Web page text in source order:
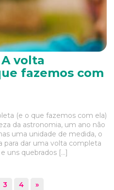
volta
fazemos com
(e o que fazemos com ela)
da astronomia, um ano não
uma unidade de medida, o
para dar uma volta completa
uns quebrados […]
3 4 »